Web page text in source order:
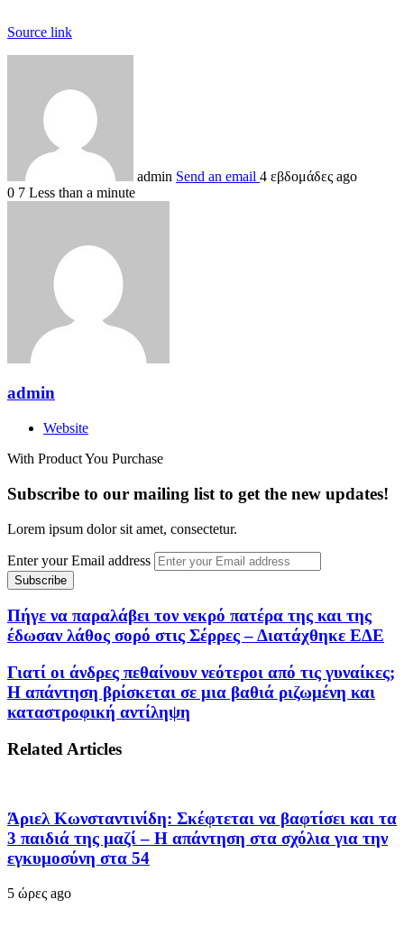
Source link
admin Send an email 4 εβδομάδες ago
0 7 Less than a minute
admin
Website
With Product You Purchase
Subscribe to our mailing list to get the new updates!
Lorem ipsum dolor sit amet, consectetur.
Enter your Email address
Πήγε να παραλάβει τον νεκρό πατέρα της και της
έδωσαν λάθος σορό στις Σέρρες – Διατάχθηκε ΕΔΕ
Γιατί οι άνδρες πεθαίνουν νεότεροι από τις γυναίκες;
Η απάντηση βρίσκεται σε μια βαθιά ριζωμένη και
καταστροφική αντίληψη
Related Articles
Άριελ Κωνσταντινίδη: Σκέφτεται να βαφτίσει και τα
3 παιδιά της μαζί – Η απάντηση στα σχόλια για την
εγκυμοσύνη στα 54
5 ώρες ago